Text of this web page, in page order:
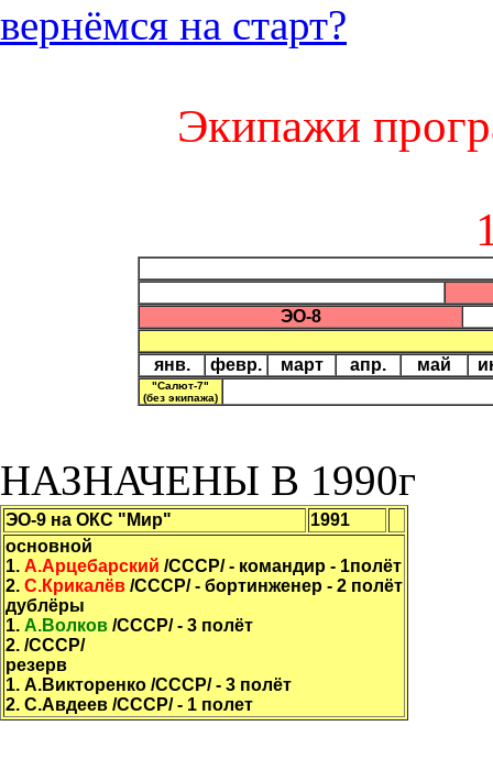
вернёмся на старт?
Экипажи
ЭО-8
янв. февр. март апр. май
"Салют-7"
(без экипажа)
НАЗНАЧЕНЫ В 1990г
ЭО-9 на ОКС "Мир"
1991
основной
1. А.Арцебарский /СССР/ - командир - 1полёт
2. С.Крикалёв /СССР/ - бортинженер - 2 полёт
дублёры
1. А.Волков /СССР/ - 3 полёт
2. /СССР/
резерв
1. А.Викторенко /СССР/ - 3 полёт
2. С.Авдеев /СССР/ - 1 полет